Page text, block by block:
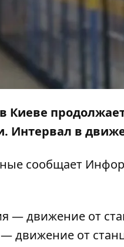
Киеве
Интервал в
сообщает
— движение от
движение от